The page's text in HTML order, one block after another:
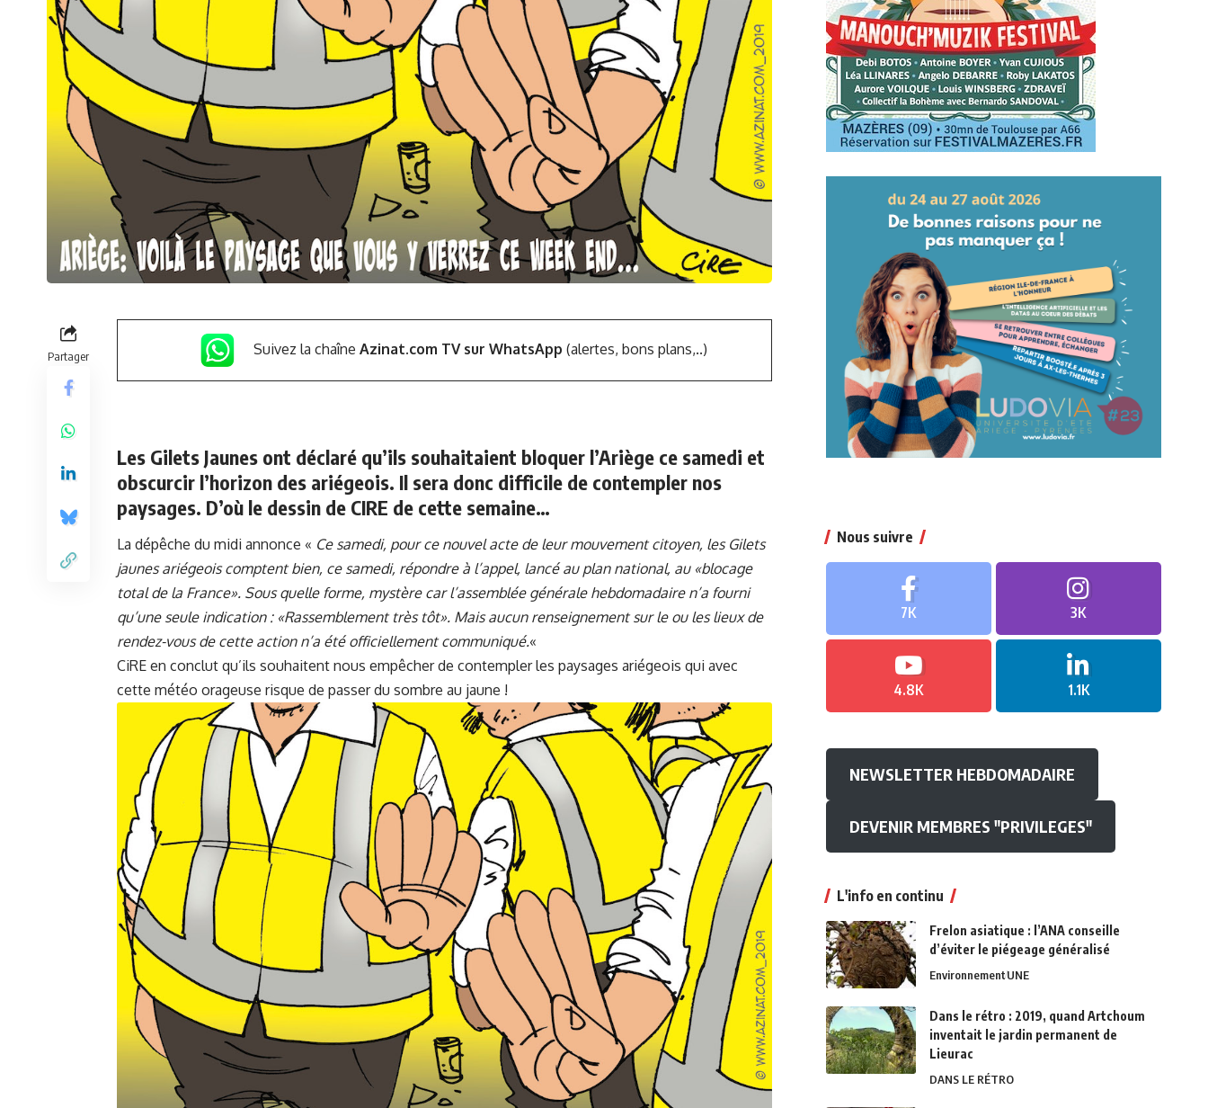
Partager Suivez la chaîne Azinat.com TV sur WhatsApp (alertes, bons plans,..)
Les Gilets Jaunes ont déclaré qu’ils souhaitaient bloquer l’Ariège ce samedi et
obscurcir l’horizon des ariégeois. Il sera donc difficile de contempler nos
paysages. D’où le dessin de CIRE de cette semaine…
La dépêche du midi annonce « Ce samedi, pour ce nouvel acte de leur mouvement citoyen, les Gilets
jaunes ariégeois comptent bien, ce samedi, répondre à l’appel, lancé au plan national, au «blocage
total de la France». Sous quelle forme, mystère car l’assemblée générale hebdomadaire n’a fourni
qu’une seule indication : «Rassemblement très tôt». Mais aucun renseignement sur le ou les lieux de
rendez-vous de cette action n’a été officiellement communiqué.«
CiRE en conclut qu’ils souhaitent nous empêcher de contempler les paysages ariégeois qui avec
cette météo orageuse risque de passer du sombre au jaune !
Nous suivre
7K 3K
4.8K 1.1K
NEWSLETTER HEBDOMADAIRE
DEVENIR MEMBRES "PRIVILEGES"
L'info en continu
Frelon asiatique : l’ANA conseille
d’éviter le piégeage généralisé
EnvironnementUNE
Dans le rétro : 2019, quand Artchoum
inventait le jardin permanent de
Lieurac
DANS LE RÉTRO